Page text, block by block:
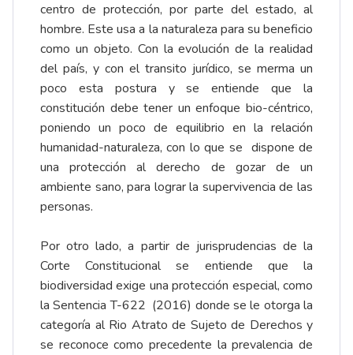
centro de protección, por parte del estado, al
hombre. Este usa a la naturaleza para su beneficio
como un objeto. Con la evolución de la realidad
del país, y con el transito jurídico, se merma un
poco esta postura y se entiende que la
constitución debe tener un enfoque bio-céntrico,
poniendo un poco de equilibrio en la relación
humanidad-naturaleza, con lo que se dispone de
una protección al derecho de gozar de un
ambiente sano, para lograr la supervivencia de las
personas.
Por otro lado, a partir de jurisprudencias de la
Corte Constitucional se entiende que la
biodiversidad exige una protección especial, como
la Sentencia T-622 (2016) donde se le otorga la
categoría al Rio Atrato de Sujeto de Derechos y
se reconoce como precedente la prevalencia de